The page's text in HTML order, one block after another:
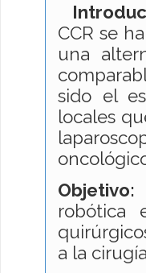
CCR se
una
sido el
locales
Objetivo:
robótica
a la